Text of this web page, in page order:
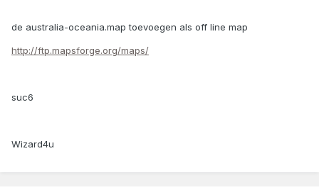
de australia-oceania.map toevoegen als off line map
http://ftp.mapsforge.org/maps/
suc6
Wizard4u